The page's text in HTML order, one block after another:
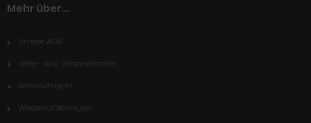
Mehr über...
Unsere AGB
Liefer- und Versandkosten
Widerrufsrecht
Wiederrufsformular